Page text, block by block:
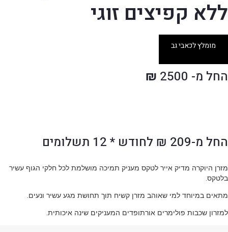
ללא קפיצים זוגי
מומלץ לכאבי גב
החל מ- 2500 ₪
החל מ-209 ₪ לחודש * 12 תשלומים
מזרן היוקרה מדיק אייר לטקס מעניק תמיכה מושלמת לכל חלקי הגוף עשיר
בלטקס.
מתאים במיוחד למי שאוהב מזרן קשיח תוך תחושת מגע עשיר ונעים.
למזרון שכבות פולימרים אורתופדים המעניקים שינה איכותית.